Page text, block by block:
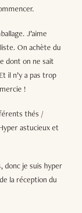
J’aime
On achète du
dont on ne sait
il n’y a pas trop
!
thés /
astucieux et
donc je suis hyper
la réception du